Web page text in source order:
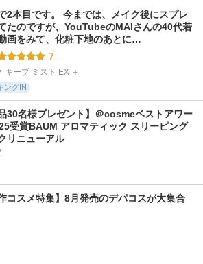
2本目です。 今までは、メイク後にスプレ
たのですが、YouTubeのMAIさんの40代若
画をみて、化粧下地のあとに…
7
キープ ミスト EX ＋
ングIN
品30名様プレゼント】＠cosmeベストアワー
受賞BAUM アロマティック スリーピング
リニューアル
作コスメ特集】8月発売のデパコスが大集合